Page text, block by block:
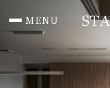
MENU
首頁 HOME